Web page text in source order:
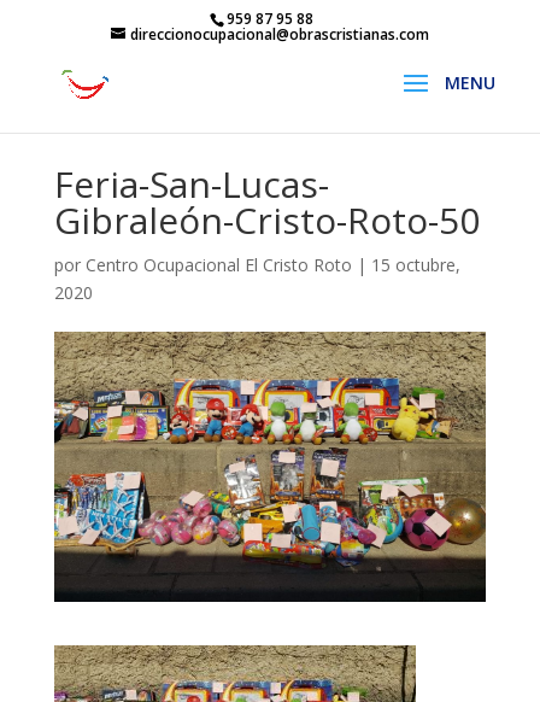
959 87 95 88
direccionocupacional@obrascristianas.com
Feria-San-Lucas-
Gibraleón-Cristo-Roto-50
por Centro Ocupacional El Cristo Roto | 15 octubre,
2020